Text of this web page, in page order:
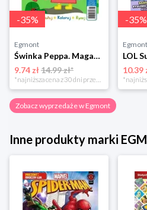
-35%
Egmont
Świnka Peppa. Magazyn 6/2023 Egmont
9.74 zł14.99 zł*
*najniższa cena z 30 dni przed obniżką
-35%
Egmont
10.39
Zobacz wyprzedaże w Egmont
Inne produkty marki